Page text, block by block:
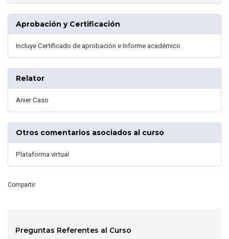
Aprobación y Certificación
Incluye Certificado de aprobación e Informe académico.
Relator
Anier Caso
Otros comentarios asociados al curso
Plataforma virtual
Compartir
Preguntas Referentes al Curso